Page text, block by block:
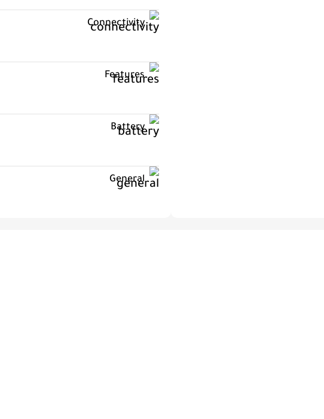
Connectivity
Features
Battery
General